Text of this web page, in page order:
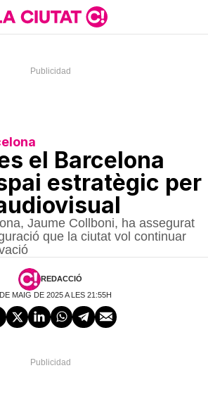
el Barcelona
estratègic per
Jaume Collboni, ha assegurat
que la ciutat vol continuar
REDACCIÓ
MAIG DE 2025 A LES 21:55H